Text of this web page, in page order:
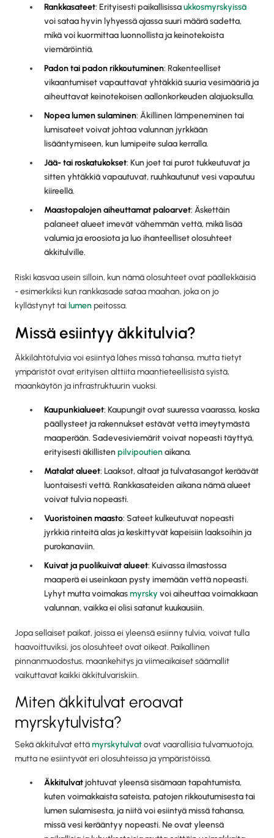
Rankkasateet: Erityisesti paikallisissaukkosmyrskyissä
voi sataa hyvin lyhyessä ajassa suuri määrä sadetta,
mikä voi kuormittaa luonnollista ja keinotekoista
viemäröintiä.
Padon tai padon rikkoutuminen: Rakenteelliset
vikaantumiset vapauttavat yhtäkkiä suuria vesimääriä ja
aiheuttavat keinotekoisen aallonkorkeuden alajuoksulla.
Nopea lumen sulaminen: Äkillinen lämpeneminen tai
lumisateet voivat johtaa valunnan jyrkkään
lisääntymiseen, kun lumipeite sulaa kerralla.
Jää- tai roskatukokset: Kun joet tai purot tukkeutuvat ja
sitten yhtäkkiä vapautuvat, ruuhkautunut vesi vapautuu
kiireellä.
Maastopalojen aiheuttamat paloarvet: Äskettäin
palaneet alueet imevät vähemmän vettä, mikä lisää
valumia ja eroosiota ja luo ihanteelliset olosuhteet
äkkitulville.
Riski kasvaa usein silloin, kun nämä olosuhteet ovat päällekkäisiä
- esimerkiksi kun rankkasade sataa maahan, joka on jo
kyllästynyt tai lumenpeitossa.
Missä esiintyy äkkitulvia?
Äkkilähtötulvia voi esiintyä lähes missä tahansa, mutta tietyt
ympäristöt ovat erityisen alttiita maantieteellisistä syistä,
maankäytön ja infrastruktuurin vuoksi.
Kaupunkialueet: Kaupungit ovat suuressa vaarassa, koska
päällysteet ja rakennukset estävät vettä imeytymästä
maaperään. Sadevesiviemärit voivat nopeasti täyttyä,
erityisesti äkillistenpilvipoutienaikana.
Matalat alueet: Laaksot, altaat ja tulvatasangot keräävät
luontaisesti vettä. Rankkasateiden aikana nämä alueet
voivat tulvia nopeasti.
Vuoristoinen maasto: Sateet kulkeutuvat nopeasti
jyrkkiä rinteitä alas ja keskittyvät kapeisiin laaksoihin ja
purokanaviin.
Kuivat ja puolikuivat alueet: Kuivassa ilmastossa
maaperä ei useinkaan pysty imemään vettä nopeasti.
Lyhyt mutta voimakasmyrsky voi aiheuttaa voimakkaan
valunnan, vaikka ei olisi satanut kuukausiin.
Jopa sellaiset paikat, joissa ei yleensä esiinny tulvia, voivat tulla
haavoittuviksi, jos olosuhteet ovat oikeat. Paikallinen
pinnanmuodostus, maankehitys ja viimeaikaiset säämallit
vaikuttavat kaikki äkkitulvariskiin.
Miten äkkitulvat eroavat
myrskytulvista?
Sekä äkkitulvat ettämyrskytulvatovat vaarallisia tulvamuotoja,
mutta ne esiintyvät eri olosuhteissa ja ympäristöissä.
Äkkitulvat johtuvat yleensä sisämaan tapahtumista,
kuten voimakkaista sateista, patojen rikkoutumisesta tai
lumen sulamisesta, ja niitä voi esiintyä missä tahansa,
missä vesi kerääntyy nopeasti. Ne ovat yleensä